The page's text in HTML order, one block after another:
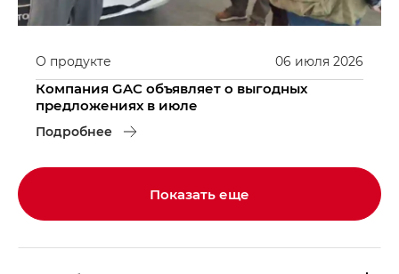
06 июля 2026
О продукте
Компания GAC объявляет о выгодных
предложениях в июле
Подробнее
Показать еще